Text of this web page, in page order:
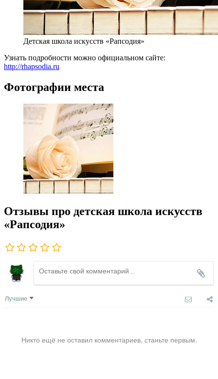
Детская школа искусств «Рапсодия»
Узнать подробности можно официальном сайте:
http://rhapsodia.ru
Фотографии места
Отзывы про детская школа искусств
«Рапсодия»
Лучшие
Никто ещё не оставил комментариев, станьте первым.